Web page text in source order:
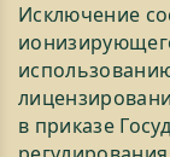
Исключение
в приказе